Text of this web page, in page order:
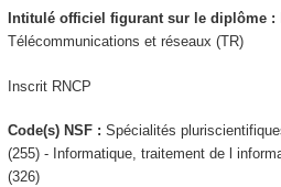
Intitulé officiel figurant sur le diplôme :
Télécommunications et réseaux (TR)
Inscrit RNCP
Code(s) NSF : Spécialités
(255) - Informatique, traitement de l
(326)